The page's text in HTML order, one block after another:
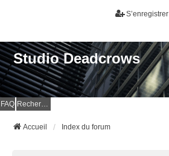
S’enregistrer
Studio Deadcrows
FAQ Rechercher
Accueil Index du forum